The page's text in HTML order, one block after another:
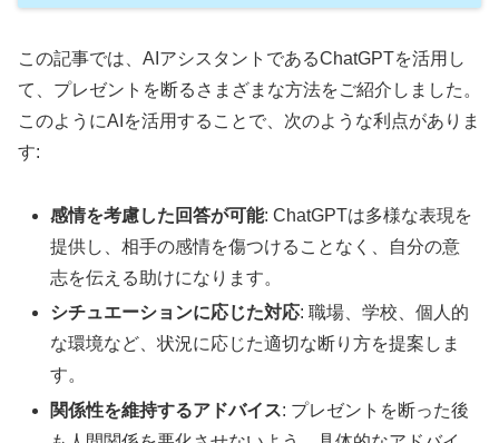
この記事では、AIアシスタントであるChatGPTを活用し
て、プレゼントを断るさまざまな方法をご紹介しました。
このようにAIを活用することで、次のような利点がありま
す:
感情を考慮した回答が可能: ChatGPTは多様な表現を
提供し、相手の感情を傷つけることなく、自分の意
志を伝える助けになります。
シチュエーションに応じた対応: 職場、学校、個人的
な環境など、状況に応じた適切な断り方を提案しま
す。
関係性を維持するアドバイス: プレゼントを断った後